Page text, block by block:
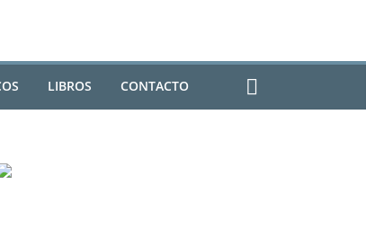
LIBROS CONTACTO